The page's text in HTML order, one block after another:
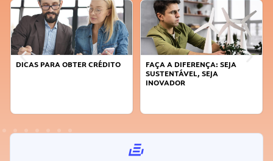
DICAS PARA OBTER CRÉDITO
FAÇA A DIFERENÇA: SEJA
SUSTENTÁVEL, SEJA
INOVADOR